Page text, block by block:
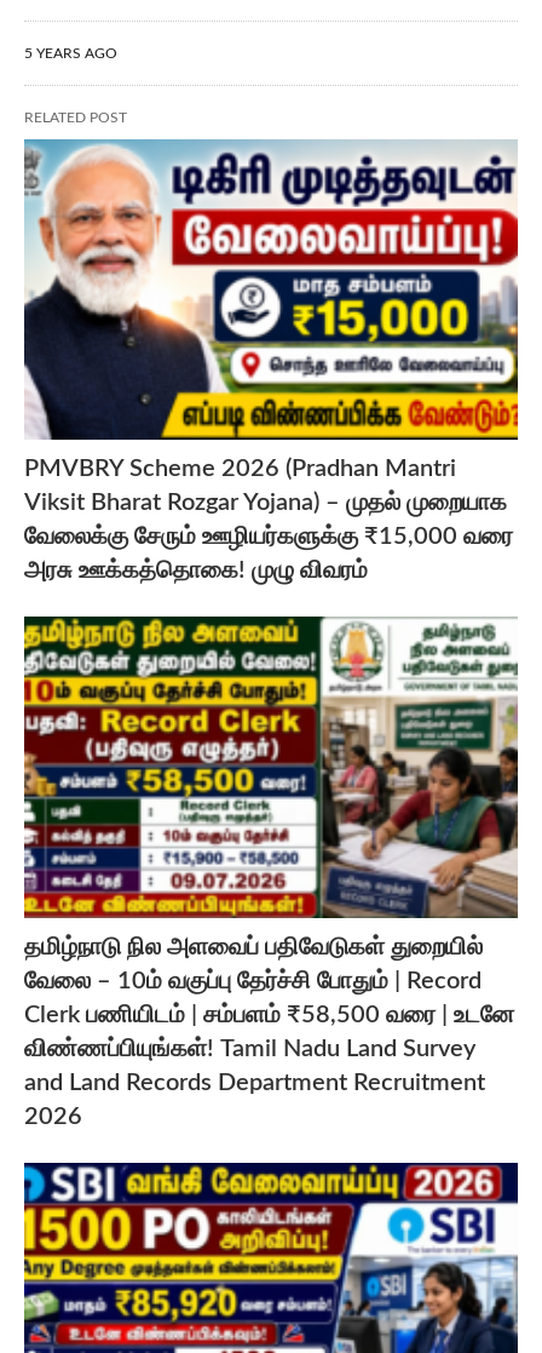
5 YEARS AGO
RELATED POST
PMVBRY Scheme 2026 (Pradhan Mantri
Viksit Bharat Rozgar Yojana) – முதல் முறையாக
வேலைக்கு சேரும் ஊழியர்களுக்கு ₹15,000 வரை
அரசு ஊக்கத்தொகை! முழு விவரம்
தமிழ்நாடு நில அளவைப் பதிவேடுகள் துறையில்
வேலை – 10ம் வகுப்பு தேர்ச்சி போதும் | Record
Clerk பணியிடம் | சம்பளம் ₹58,500 வரை | உடனே
விண்ணப்பியுங்கள்! Tamil Nadu Land Survey
and Land Records Department Recruitment
2026